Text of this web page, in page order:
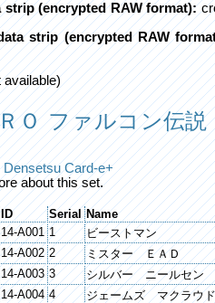
strip (encrypted RAW format):
strip (encrypted RAW
available)
Ｏ ファルコン伝説
Densetsu Card-e+
about this set.
ID Serial Name
14-A001 1
ビーストマン
14-A002 2
ミスター ＥＡＤ
14-A003 3
シルバー ニールセン
14-A004 4
ジェームズ マクラウド